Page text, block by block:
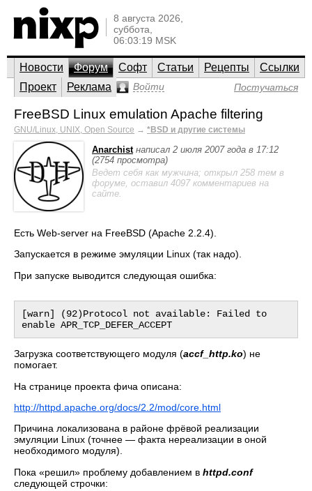
8 августа 2026,
суббота,
06:03:19 MSK
Новости Форум Софт Статьи Рецепты
Ссылки
Проект
Реклама Войти Постучаться
FreeBSD Linux emulation Apache filtering
GNU/Linux, UNIX, Open Source → *BSD и другие системы
Anarchist написал 2 июля 2007 года в 17:12
(2754 просмотра)
Ведет себя как мужчина; открыл 258 тем в
форуме, оставил 4097 комментариев на
сайте.
Есть Web-server на FreeBSD (Apache 2.2.4).
Запускается в режиме эмуляции Linux (так надо).
При запуске выводится следующая ошибка:
[warn] (92)Protocol not available: Failed to
Загрузка соответствующего модуля (accf_http.ko) не
помогает.
На странице проекта фича описана:
http://httpd.apache.org/docs/2.2/mod/core.html
Причина локализована в районе фрёвой реализации
эмуляции Linux (точнее — факта нереализации в оной
необходимого модуля).
Пока «решил» проблему добавлением в httpd.conf
следующей строчки: